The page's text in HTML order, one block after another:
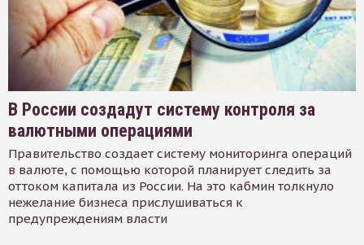
В России создадут систему контроля за
валютными операциями
Правительство создает систему мониторинга операций
в валюте, с помощью которой планирует следить за
оттоком капитала из России. На это кабмин толкнуло
нежелание бизнеса прислушиваться к
предупреждениям власти